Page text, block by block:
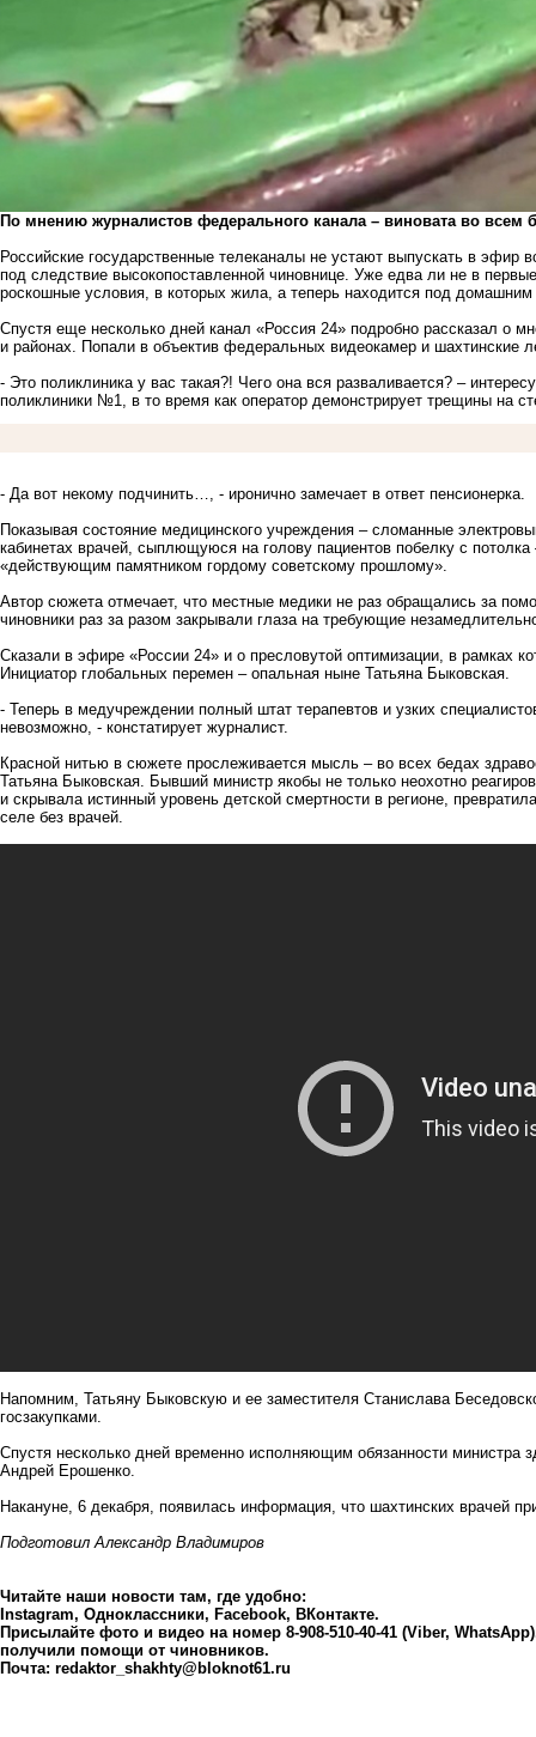
По мнению журналистов федерального канала – виновата во
Российские государственные телеканалы не устают выпускать в
под следствие высокопоставленной чиновнице. Уже едва ли не в
роскошные условия, в которых жила, а теперь находится под домашним
Спустя еще несколько дней канал «Россия 24» подробно рассказал о
и районах. Попали в объектив федеральных видеокамер и шахтинские
- Это поликлиника у вас такая?! Чего она вся разваливается? –
поликлиники №1, в то время как оператор демонстрирует трещины на
- Да вот некому подчинить…, - иронично замечает в ответ пенсионерка.
Показывая состояние медицинского учреждения – сломанные
кабинетах врачей, сыплющуюся на голову пациентов побелку с
«действующим памятником гордому советскому прошлому».
Автор сюжета отмечает, что местные медики не раз обращались за
чиновники раз за разом закрывали глаза на требующие
Сказали в эфире «России 24» и о пресловутой оптимизации, в рамках
Инициатор глобальных перемен – опальная ныне Татьяна Быковская.
- Теперь в медучреждении полный штат терапевтов и узких
невозможно, - констатирует журналист.
Красной нитью в сюжете прослеживается мысль – во всех бедах
Татьяна Быковская. Бывший министр якобы не только неохотно
и скрывала истинный уровень детской смертности в регионе,
селе без врачей.
Напомним, Татьяну Быковскую и ее заместителя Станислава
госзакупками.
Спустя несколько дней временно исполняющим обязанности министра
Андрей Ерошенко.
Накануне, 6 декабря, появилась информация, что шахтинских врачей
Подготовил Александр Владимиров
Читайте наши новости там, где удобно:
Instagram, Одноклассники, Facebook, ВКонтакте.
Присылайте фото и видео на номер 8-908-510-40-41 (Viber,
получили помощи от чиновников.
Почта: redaktor_shakhty@bloknot61.ru